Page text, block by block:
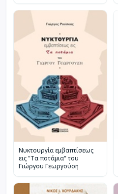
Νυκτουργία εμβαπτίσεως
εις "Τα ποτάμια" του
Γιώργου Γεωργούση